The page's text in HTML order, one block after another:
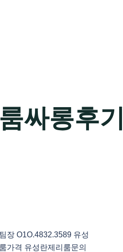
싸롱후기
장 O1O.4832.3589 유성
가격 유성란제리룸문의